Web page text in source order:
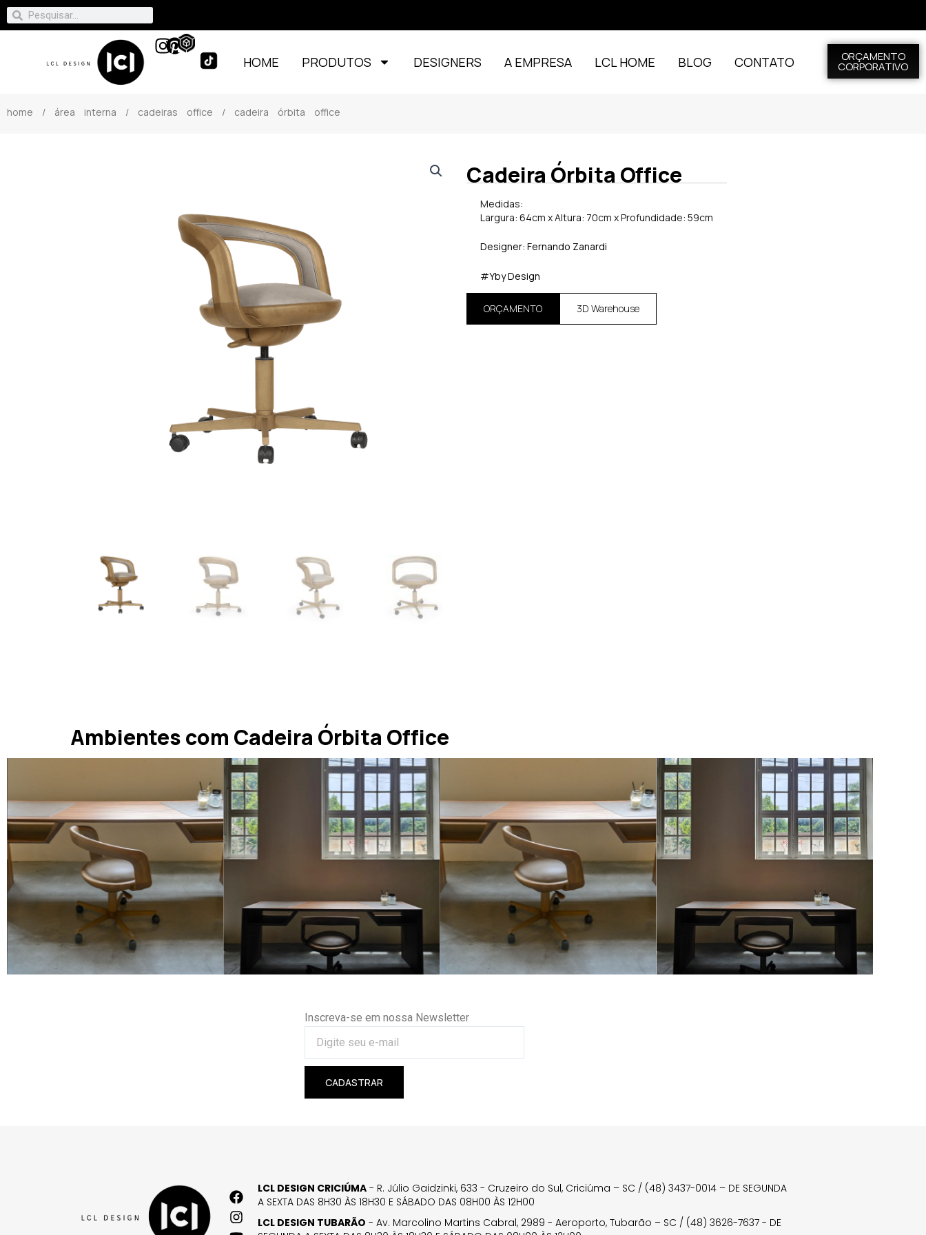
HOME PRODUTOS DESIGNERS A EMPRESA LCL HOME BLOG CONTATO ORÇAMENTO
CORPORATIVO
home / área interna / cadeiras office / cadeira órbita office
Cadeira Órbita Office
Medidas:
Largura: 64cm x Altura: 70cm x Profundidade: 59cm
Designer: Fernando Zanardi
#Yby Design
ORÇAMENTO 3D Warehouse
Ambientes com Cadeira Órbita Office
Inscreva-se em nossa Newsletter
CADASTRAR
LCL DESIGN CRICIÚMA - R. Júlio Gaidzinki, 633 - Cruzeiro do Sul, Criciúma – SC / (48) 3437-0014 – DE SEGUNDA
A SEXTA DAS 8H30 ÀS 18H30 E SÁBADO DAS 08H00 ÀS 12H00
LCL DESIGN TUBARÃO - Av. Marcolino Martins Cabral, 2989 - Aeroporto, Tubarão – SC / (48) 3626-7637 - DE